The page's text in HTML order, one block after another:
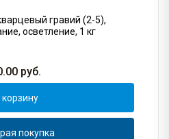
гравий (2-5),
осветление, 1 кг
руб.
корзину
покупка